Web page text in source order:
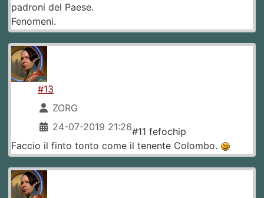
padroni del Paese.
Fenomeni.
#13
ZORG
24-07-2019 21:26#11 fefochip
Faccio il finto tonto come il tenente Colombo.